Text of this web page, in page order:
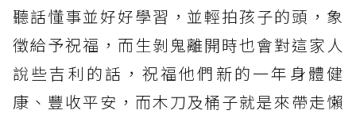
聽話懂事並好好學習，並輕拍孩子的頭，象
徵給予祝福，而生剝鬼離開時也會對這家人
說些吉利的話，祝福他們新的一年身體健
康、豐收平安，而木刀及桶子就是來帶走懶